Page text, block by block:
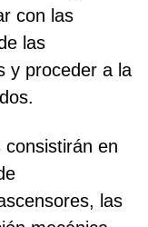
con las
las
y proceder a la
en
las